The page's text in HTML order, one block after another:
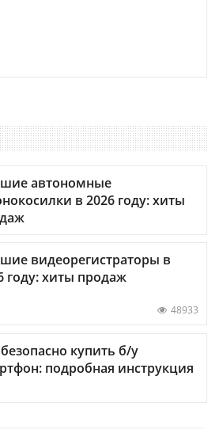
автономные
в 2026 году: хиты
видеорегистраторы в
году: хиты продаж
48933
купить б/у
подробная инструкция